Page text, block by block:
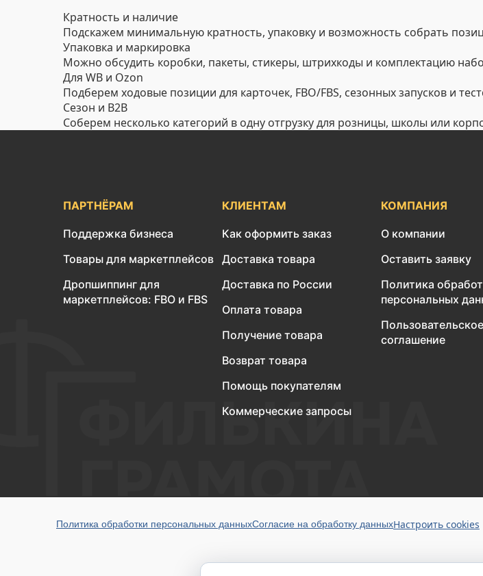
Кратность и наличие
Подскажем минимальную кратность, упаковку и возможность собрать
Упаковка и маркировка
Можно обсудить коробки, пакеты, стикеры, штрихкоды и комплектацию
Для WB и Ozon
Подберем ходовые позиции для карточек, FBO/FBS, сезонных запусков и
Сезон и B2B
Соберем несколько категорий в одну отгрузку для розницы, школы или
ПАРТНЁРАМ
Поддержка бизнеса
Товары для маркетплейсов
Дропшиппинг для
маркетплейсов: FBO и FBS
КЛИЕНТАМ
Как оформить заказ
Доставка товара
Доставка по России
Оплата товара
Получение товара
Возврат товара
Помощь покупателям
Коммерческие запросы
КОМПАНИЯ
О компании
Оставить заявку
Политика
персональных
Пользовательское
соглашение
Политика обработки персональных данныхСогласие на обработку данныхНастроить cookies